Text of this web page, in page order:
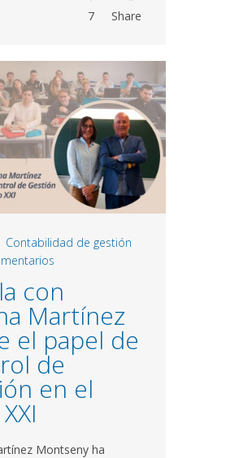
7 Share
Contabilidad de gestión
con
Martínez
el papel de
de
en el
Montseny ha